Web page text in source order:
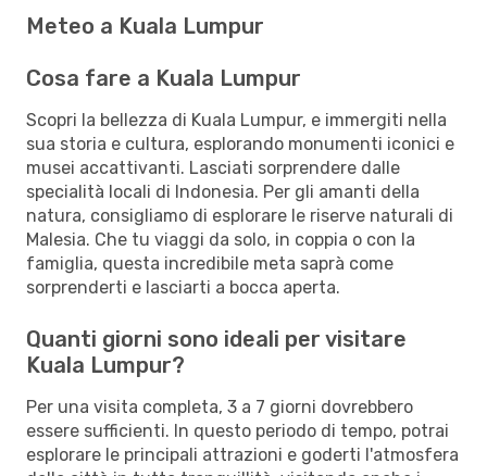
Meteo a Kuala Lumpur
Cosa fare a Kuala Lumpur
Scopri la bellezza di Kuala Lumpur, e immergiti nella
sua storia e cultura, esplorando monumenti iconici e
musei accattivanti. Lasciati sorprendere dalle
specialità locali di Indonesia. Per gli amanti della
natura, consigliamo di esplorare le riserve naturali di
Malesia. Che tu viaggi da solo, in coppia o con la
famiglia, questa incredibile meta saprà come
sorprenderti e lasciarti a bocca aperta.
Quanti giorni sono ideali per visitare
Kuala Lumpur?
Per una visita completa, 3 a 7 giorni dovrebbero
essere sufficienti. In questo periodo di tempo, potrai
esplorare le principali attrazioni e goderti l'atmosfera